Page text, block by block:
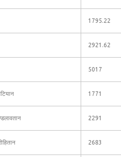
1795.22
2921.62
5017
1771
2291
2683